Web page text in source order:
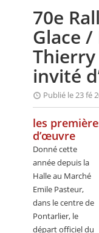
ANNUAIRES
PETITES
70e
Glace
invité
Publié le 23 fé
les
d’œuvre
Donné cette
année depuis la
Halle au Marché
Emile Pasteur,
dans le centre de
Pontarlier, le
départ officiel du